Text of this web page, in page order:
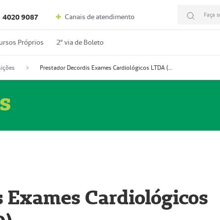
4020 9087 Canais de atendimento Faça
Próprios 2º via de Boleto
Prestador Decordis Exames Cardiológicos LTDA (51004346-0)
Cardiológicos